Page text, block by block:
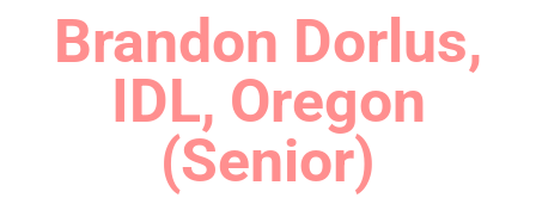
Brandon Dorlus,
IDL, Oregon
(Senior)